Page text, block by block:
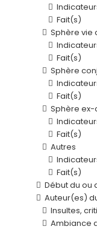
Fait(s)
Sphère
Fait(s)
Sphère
Fait(s)
Sphère
Fait(s)
Autres
Fait(s)
Début du ou
Auteur(es)
Insultes,
Ambiance